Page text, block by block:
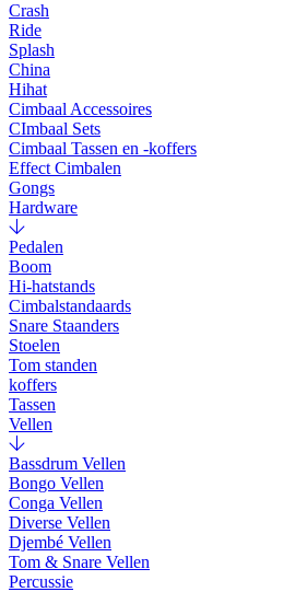
Crash
Ride
Splash
China
Hihat
Cimbaal Accessoires
CImbaal Sets
Cimbaal Tassen en -koffers
Effect Cimbalen
Gongs
Hardware
Pedalen
Boom
Hi-hatstands
Cimbalstandaards
Snare Staanders
Stoelen
Tom standen
koffers
Tassen
Vellen
Bassdrum Vellen
Bongo Vellen
Conga Vellen
Diverse Vellen
Djembé Vellen
Tom & Snare Vellen
Percussie